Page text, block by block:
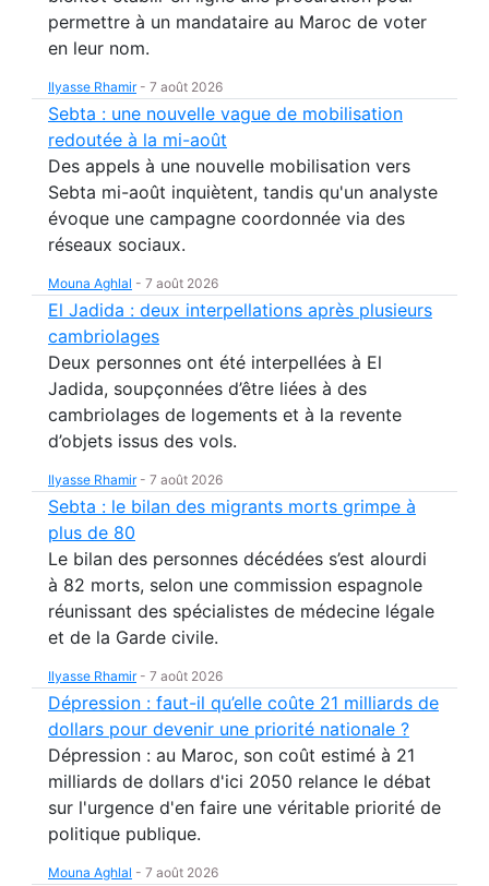
permettre à un mandataire au Maroc de voter
en leur nom.
Ilyasse Rhamir- 7 août 2026
Sebta : une nouvelle vague de mobilisation
redoutée à la mi-août
Des appels à une nouvelle mobilisation vers
Sebta mi-août inquiètent, tandis qu'un analyste
évoque une campagne coordonnée via des
réseaux sociaux.
Mouna Aghlal - 7 août 2026
El Jadida : deux interpellations après plusieurs
cambriolages
Deux personnes ont été interpellées à El
Jadida, soupçonnées d’être liées à des
cambriolages de logements et à la revente
d’objets issus des vols.
Ilyasse Rhamir- 7 août 2026
Sebta : le bilan des migrants morts grimpe à
plus de 80
Le bilan des personnes décédées s’est alourdi
à 82 morts, selon une commission espagnole
réunissant des spécialistes de médecine légale
et de la Garde civile.
Ilyasse Rhamir- 7 août 2026
Dépression : faut-il qu’elle coûte 21 milliards de
dollars pour devenir une priorité nationale ?
Dépression : au Maroc, son coût estimé à 21
milliards de dollars d'ici 2050 relance le débat
sur l'urgence d'en faire une véritable priorité de
politique publique.
Mouna Aghlal - 7 août 2026